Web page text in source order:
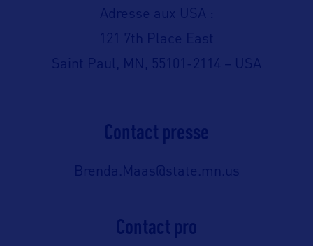
Adresse aux USA :
121 7th Place East
Saint Paul, MN, 55101-2114 – USA
Contact presse
Brenda.Maas@state.mn.us
Contact pro